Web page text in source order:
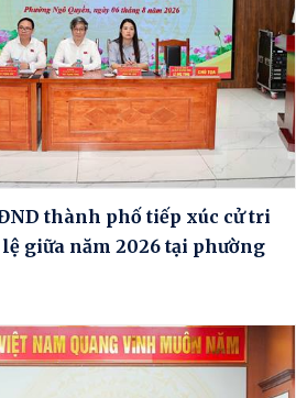
thành phố tiếp xúc cử tri
giữa năm 2026 tại phường